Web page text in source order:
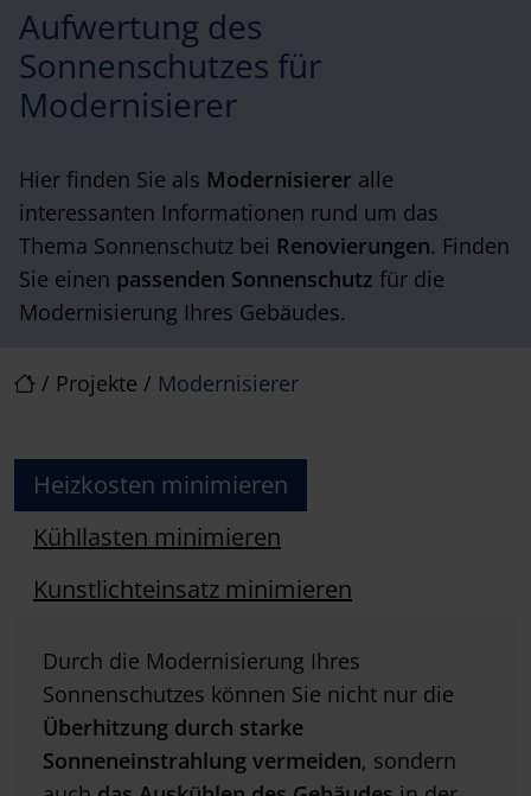
/ Projekte / Modernisierer
Aufwertung des
Sonnenschutzes für
Modernisierer
Hier finden Sie als Modernisierer alle
interessanten Informationen rund um das
Thema Sonnenschutz bei Renovierungen. Finden
Sie einen passenden Sonnenschutz für die
Modernisierung Ihres Gebäudes.
Heizkosten minimieren
Kühllasten minimieren
Kunstlichteinsatz minimieren
Durch die Modernisierung Ihres
Sonnenschutzes können Sie nicht nur die
Überhitzung durch starke
Sonneneinstrahlung vermeiden, sondern